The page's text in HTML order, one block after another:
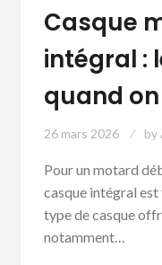
Casque
intégral :
quand
26 mars 2026 by
Pour un motard
casque intégral
type de casque
notamment…